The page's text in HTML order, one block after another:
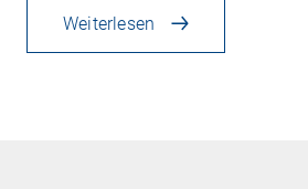
Weiterlesen